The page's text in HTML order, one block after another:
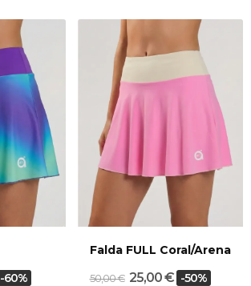
-60%
Falda FULL Coral/Arena
50,00 € 25,00 € -50%